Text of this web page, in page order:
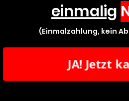
einmalig
(Einmalzahlung, kein
JA! Jetzt